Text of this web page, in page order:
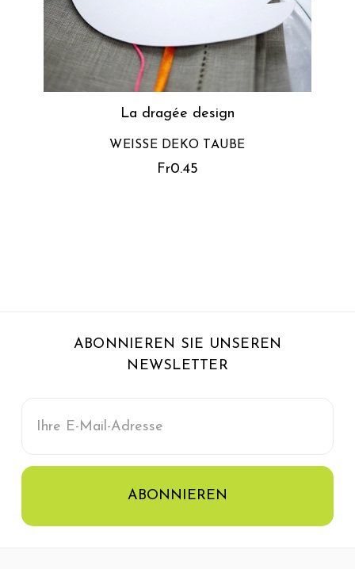
La dragée design
WEISSE DEKO TAUBE
Fr0.45
ABONNIEREN SIE UNSEREN
NEWSLETTER
Mail-